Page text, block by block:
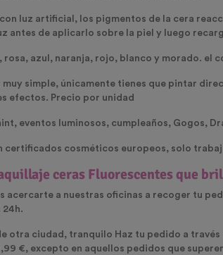
luz artificial, los pigmentos de la cera
antes de aplicarlo sobre la piel y luego
rosa, azul, naranja, rojo, blanco y morado.
muy simple, únicamente tienes que pintar
efectos. Precio por unidad
eventos luminosos, cumpleaños, Gogos,
certificados cosméticos europeos, solo
ceras Fluorescentes que
acercarte a nuestras oficinas a recoger tu
24h.
otra ciudad, tranquilo Haz tu pedido a
€, excepto en aquellos pedidos que